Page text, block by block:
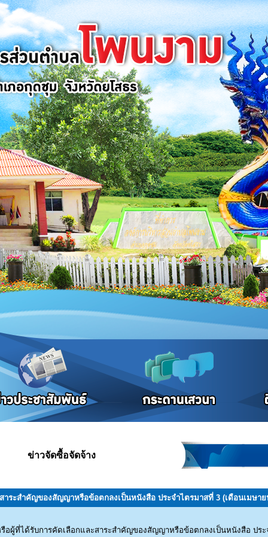
ข่าวจัดซื้อจัดจ้าง
ระสำคัญของสัญญาหรือข้อตกลงเป็นหนังสือ ประจำไตรมาสที่ 3 (เดือนเมษา
อผู้ที่ได้รับการคัดเลือกและสาระสำคัญของสัญญาหรือข้อตกลงเป็นหนังสือ ประ